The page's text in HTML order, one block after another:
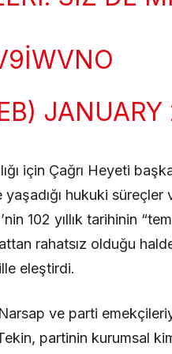
için Çağrı Heyeti
hukuki
102 yıllık tarihinin
rahatsız olduğu
eleştirdi.
ve parti
Tekin, partinin kurumsal